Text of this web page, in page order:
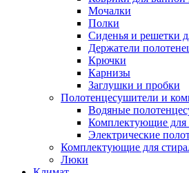
Мочалки
Полки
Сиденья и решетки
Держатели
Крючки
Карнизы
Заглушки и пробки
Полотенцесушители и
Водяные
Комплектующие для
Электрические
Комплектующие для
Люки